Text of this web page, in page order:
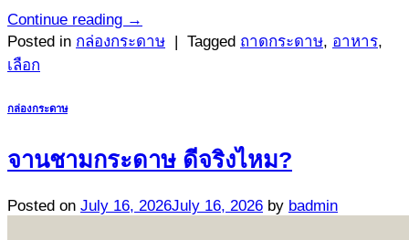
Continue reading →
Posted in กล่องกระดาษ | Tagged ถาดกระดาษ, อาหาร,
เลือก
กล่องกระดาษ
จานชามกระดาษ ดีจริงไหม?
Posted on July 16, 2026July 16, 2026 by badmin